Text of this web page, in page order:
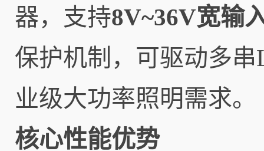
器，支持8V~36V宽输
保护机制，可驱动多
业级大功率照明需求。
核心性能优势